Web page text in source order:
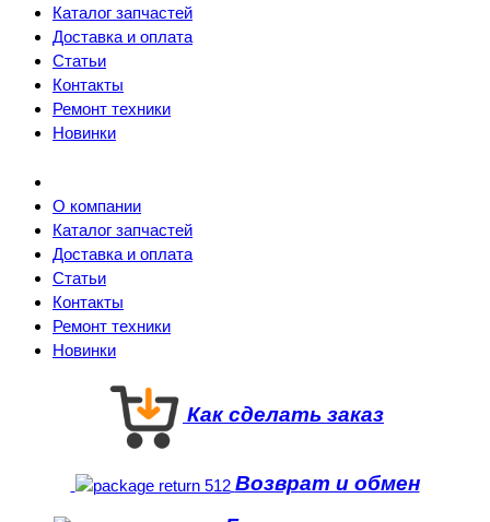
Каталог запчастей
Доставка и оплата
Статьи
Контакты
Ремонт техники
Новинки
О компании
Каталог запчастей
Доставка и оплата
Статьи
Контакты
Ремонт техники
Новинки
Как сделать заказ
Возврат и обмен